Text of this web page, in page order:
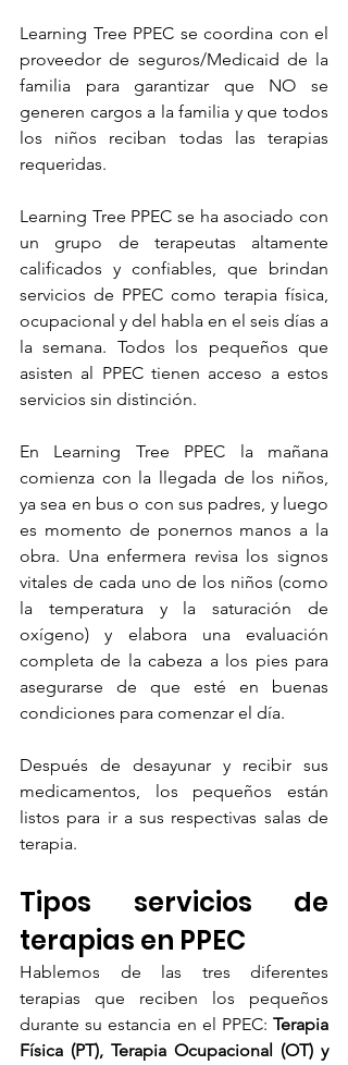
Learning Tree PPEC se coordina con el
proveedor de seguros/Medicaid de la
familia para garantizar que NO se
generen cargos a la familia y que todos
los niños reciban todas las terapias
requeridas.
Learning Tree PPEC se ha asociado con
un grupo de terapeutas altamente
calificados y confiables, que brindan
servicios de PPEC como terapia física,
ocupacional y del habla en el seis días a
la semana. Todos los pequeños que
asisten al PPEC tienen acceso a estos
servicios sin distinción.
En Learning Tree PPEC la mañana
comienza con la llegada de los niños,
ya sea en bus o con sus padres, y luego
es momento de ponernos manos a la
obra. Una enfermera revisa los signos
vitales de cada uno de los niños (como
la temperatura y la saturación de
oxígeno) y elabora una evaluación
completa de la cabeza a los pies para
asegurarse de que esté en buenas
condiciones para comenzar el día.
Después de desayunar y recibir sus
medicamentos, los pequeños están
listos para ir a sus respectivas salas de
terapia.
Tipos servicios de
terapias en PPEC
Hablemos de las tres diferentes
terapias que reciben los pequeños
durante su estancia en el PPEC: Terapia
Física (PT), Terapia Ocupacional (OT) y